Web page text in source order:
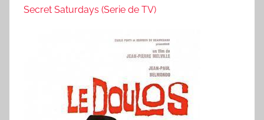
Secret Saturdays (Serie de TV)